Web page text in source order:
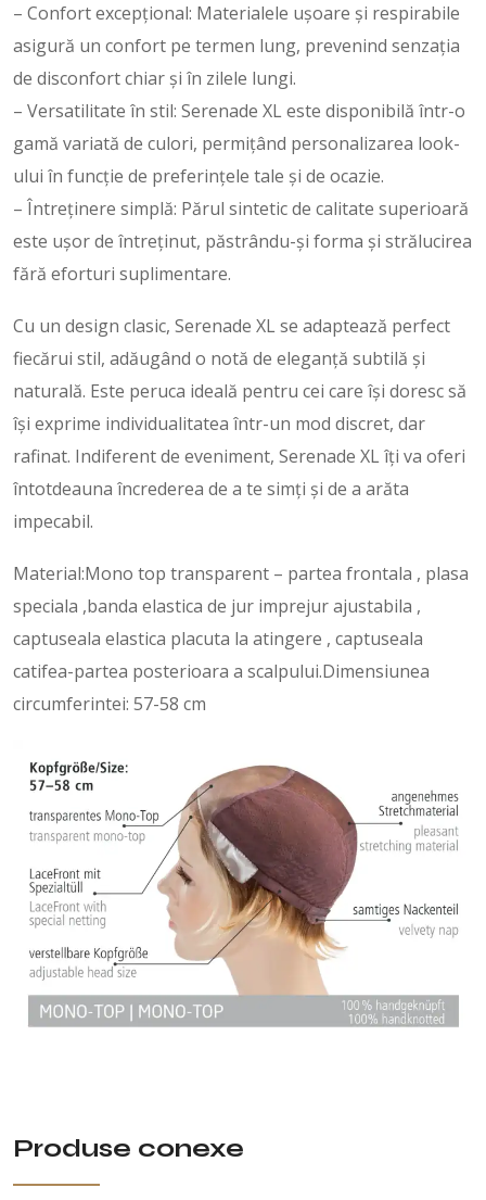
– Confort excepțional: Materialele ușoare și respirabile
asigură un confort pe termen lung, prevenind senzația
de disconfort chiar și în zilele lungi.
– Versatilitate în stil: Serenade XL este disponibilă într-o
gamă variată de culori, permițând personalizarea look-
ului în funcție de preferințele tale și de ocazie.
– Întreținere simplă: Părul sintetic de calitate superioară
este ușor de întreținut, păstrându-și forma și strălucirea
fără eforturi suplimentare.
Cu un design clasic, Serenade XL se adaptează perfect
fiecărui stil, adăugând o notă de eleganță subtilă și
naturală. Este peruca ideală pentru cei care își doresc să
își exprime individualitatea într-un mod discret, dar
rafinat. Indiferent de eveniment, Serenade XL îți va oferi
întotdeauna încrederea de a te simți și de a arăta
impecabil.
Material:Mono top transparent – partea frontala , plasa
speciala ,banda elastica de jur imprejur ajustabila ,
captuseala elastica placuta la atingere , captuseala
catifea-partea posterioara a scalpului.Dimensiunea
circumferintei: 57-58 cm
Produse conexe